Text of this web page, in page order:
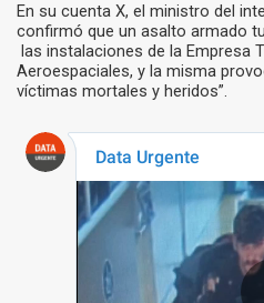
En su cuenta X, el ministro del
confirmó que un asalto armado
las instalaciones de la Empresa
Aeroespaciales, y la misma
víctimas mortales y heridos”.